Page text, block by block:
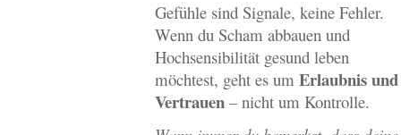
Gefühle sind Signale, keine Fehler.
Wenn du Scham abbauen und
Hochsensibilität gesund leben
möchtest, geht es um Erlaubnis und
Vertrauen– nicht um Kontrolle.